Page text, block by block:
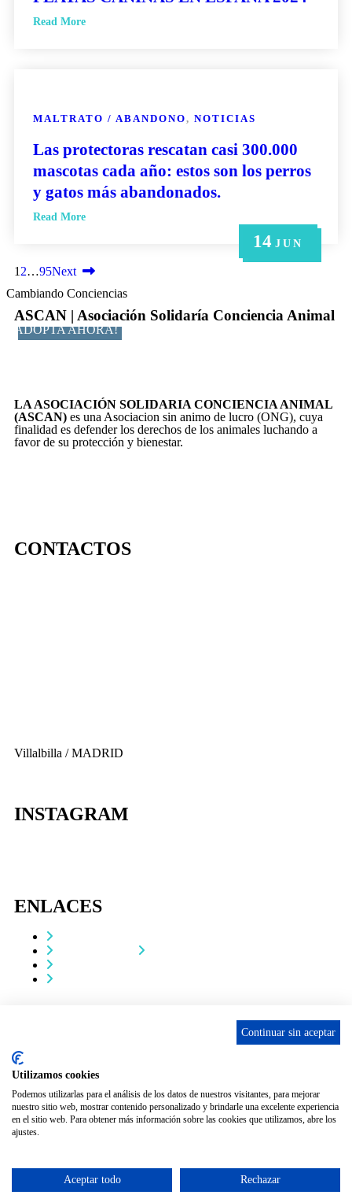
14 JUN
6 MAY
6 MAY
21 JUN
Read More
14 JUN
MALTRATO / ABANDONO, NOTICIAS
Las protectoras rescatan casi 300.000
mascotas cada año: estos son los perros
y gatos más abandonados.
Read More
1 2…95Next
Cambiando Conciencias
ASCAN | Asociación Solidaría Conciencia Animal
ADOPTA AHORA!
LA ASOCIACIÓN SOLIDARIA CONCIENCIA ANIMAL
(ASCAN) es una Asociacion sin animo de lucro (ONG), cuya
finalidad es defender los derechos de los animales luchando a
favor de su protección y bienestar.
CONTACTOS
Villalbilla / MADRID
INSTAGRAM
ENLACES
ASCAN. © 2022. Todos los derechos reservados. Desarrollado
Continuar sin aceptar
Utilizamos cookies
Podemos utilizarlas para el análisis de los datos de nuestros visitantes, para mejorar
nuestro sitio web, mostrar contenido personalizado y brindarle una excelente experiencia
en el sitio web. Para obtener más información sobre las cookies que utilizamos, abre los
ajustes.
Aceptar todo Rechazar